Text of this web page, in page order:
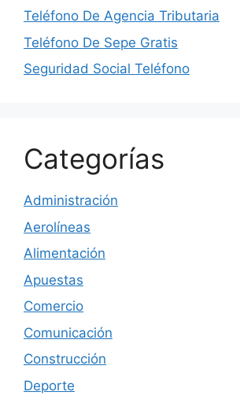
Teléfono De Agencia Tributaria
Teléfono De Sepe Gratis
Seguridad Social Teléfono
Categorías
Administración
Aerolíneas
Alimentación
Apuestas
Comercio
Comunicación
Construcción
Deporte